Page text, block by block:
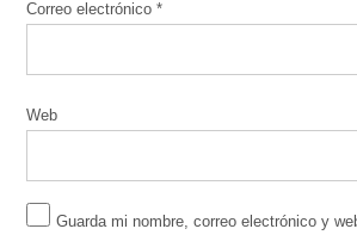
Correo electrónico*
Web
Guarda mi nombre, correo electrónico y